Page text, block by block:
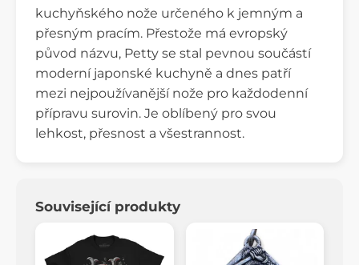
kuchyňského nože určeného k jemným a
přesným pracím. Přestože má evropský
původ názvu, Petty se stal pevnou součástí
moderní japonské kuchyně a dnes patří
mezi nejpoužívanější nože pro každodenní
přípravu surovin. Je oblíbený pro svou
lehkost, přesnost a všestrannost.
Související produkty